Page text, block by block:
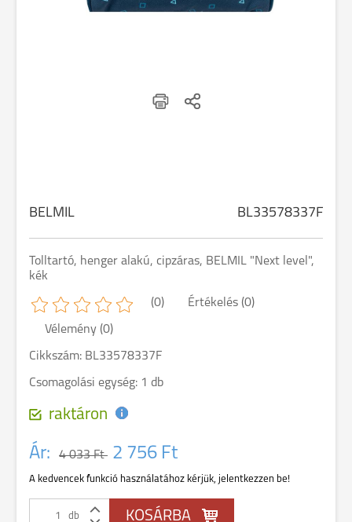
BELMIL BL33578337F
Tolltartó, henger alakú, cipzáras, BELMIL "Next level",
kék
(0) Értékelés (0)
Vélemény (0)
Cikkszám: BL33578337F
Csomagolási egység: 1 db
raktáron
Ár: 4 033 Ft 2 756 Ft
A kedvencek funkció használatához kérjük, jelentkezzen be!
db